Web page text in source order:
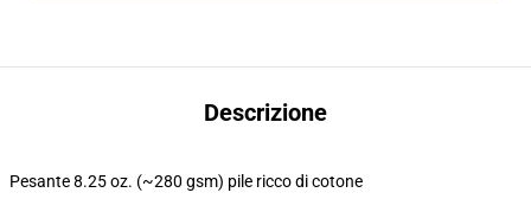
Descrizione
Pesante 8.25 oz. (~280 gsm) pile ricco di cotone